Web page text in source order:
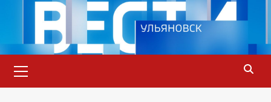
содержимому
меню